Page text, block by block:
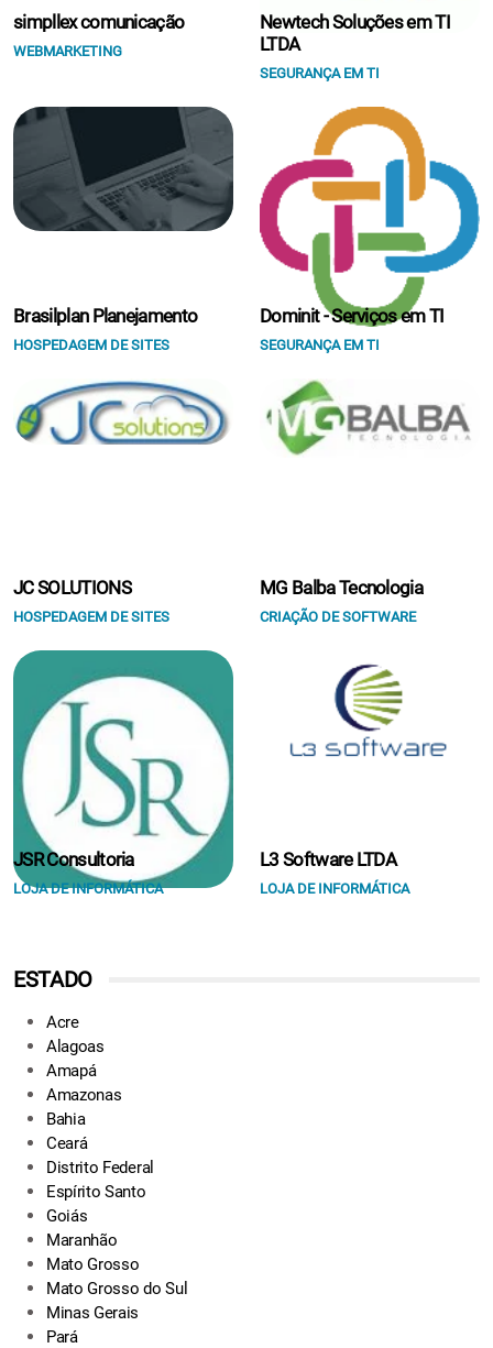
simpllex comunicação
WEBMARKETING
Newtech Soluções em TI
LTDA
SEGURANÇA EM TI
Brasilplan Planejamento
HOSPEDAGEM DE SITES
Dominit - Serviços em TI
SEGURANÇA EM TI
JC SOLUTIONS
HOSPEDAGEM DE SITES
MG Balba Tecnologia
CRIAÇÃO DE SOFTWARE
JSR Consultoria
LOJA DE INFORMÁTICA
L3 Software LTDA
LOJA DE INFORMÁTICA
ESTADO
Acre
Alagoas
Amapá
Amazonas
Bahia
Ceará
Distrito Federal
Espírito Santo
Goiás
Maranhão
Mato Grosso
Mato Grosso do Sul
Minas Gerais
Pará